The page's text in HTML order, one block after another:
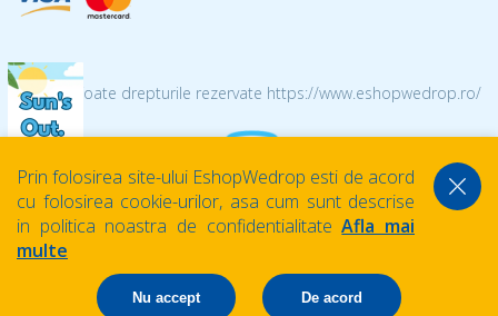
© 2026 Toate drepturile rezervate https://www.eshopwedrop.ro/
Prin folosirea site-ului EshopWedrop esti de acord
cu folosirea cookie-urilor, asa cum sunt descrise
in politica noastra de confidentialitateAfla mai
multe
Nu accept De acord